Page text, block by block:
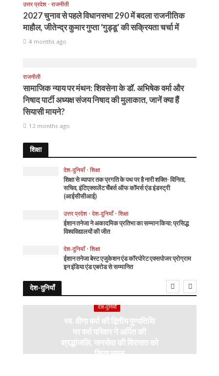
उत्तर प्रदेश • राजनीती
2027 चुनाव से पहले विधानसभा 290 में बदला राजनीतिक
माहौल, जीतेन्द्र कुमार गुप्ता ‘गुड्डू’ की सक्रियता चर्चा में
4 months ago
राजनीती
सामाजिक न्याय पर मंथन: शिवसेना के डॉ. अभिषेक वर्मा और
निषाद पार्टी अध्यक्ष संजय निषाद की मुलाकात, जानें क्या हैं
सियासी मायने?
12 months ago
शिक्षा
देश-दुनियाँ • शिक्षा
शिक्षा से व्यापार तक प्रगति के पथ पर है नारी शक्ति- विनिता,
सचिव, इंटिएक्सलेंट चैंबर्स ऑफ कॉमर्स एंड इंडस्ट्री
(आईसीसीआई)
उत्तर प्रदेश • देश-दुनियाँ • शिक्षा
ईशान तनेजा ने अकादमिक प्रतिभा का सम्मान किया: प्रसिद्ध
विश्वविद्यालयों की जीत
देश-दुनियाँ • शिक्षा
ईशान तनेजा बेस्ट एजुकेशन एंड कॉरपोरेट एक्सपोजर प्रोग्राम
इन इंडिया एंड एबरोड से सम्मानित
देश-दुनियाँ
देश-दुनियाँ
स्व. वीणा वर्मा की द्वितीय पुण्यतिथि
पर वर्मा परिवार ने अर्पित की
श्रद्धांजलि, जनसेवा की विरासत को
किया नमन